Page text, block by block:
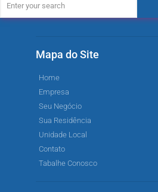
Mapa do Site
Home
Empresa
Seu Negócio
Sua Residência
Unidade Local
Contato
Tabalhe Conosco